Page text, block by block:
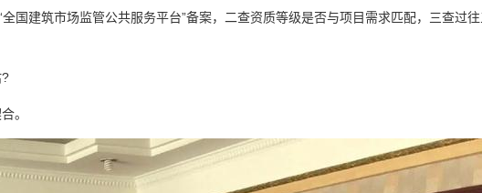
国建筑市场监管公共服务平台”备案，二查资质等级是否与项目需求匹配，三查过
。